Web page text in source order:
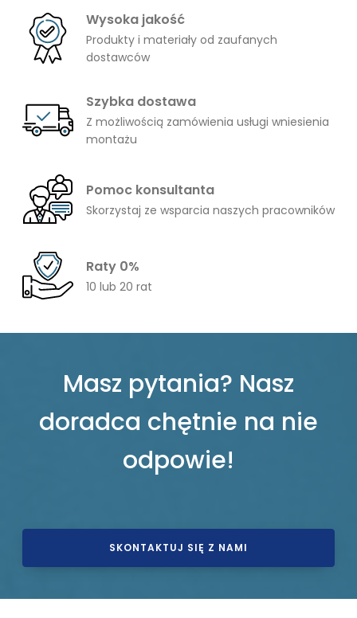
Wysoka jakość
Produkty i materiały od zaufanych
dostawców
Szybka dostawa
Z możliwością zamówienia usługi wniesienia
montażu
Pomoc konsultanta
Skorzystaj ze wsparcia naszych pracowników
Raty 0%
10 lub 20 rat
Masz pytania? Nasz
doradca chętnie na nie
odpowie!
SKONTAKTUJ SIĘ Z NAMI